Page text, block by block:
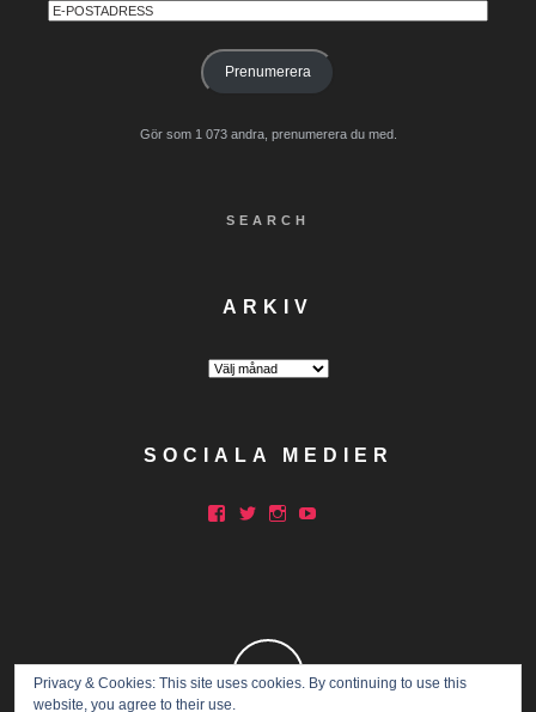
E-
Prenumerera
Gör som 1 073 andra, prenumerera du med.
SEARCH
ARKIV
Arkiv
SOCIALA MEDIER
Facebook
Twitter
Instagram
Privacy & Cookies: This site uses cookies. By continuing to use this
website, you agree to their use.